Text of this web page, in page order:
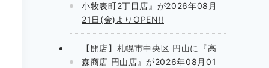
小牧表町2丁目店』が2026年08月
21日(金)よりOPEN!!
【開店】札幌市中央区 円山に『高
森商店 円山店』が2026年08月01